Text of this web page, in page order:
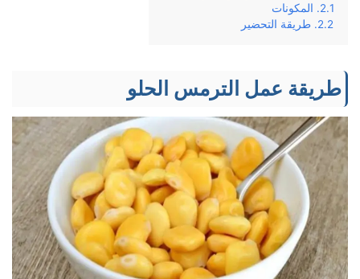
المكونات
طريقة التحضير
طريقة عمل الترمس الحلو